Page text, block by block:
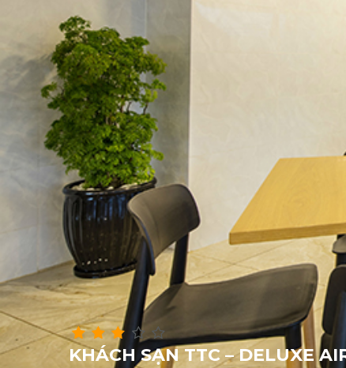
KHÁCH SẠN TTC – DELUXE